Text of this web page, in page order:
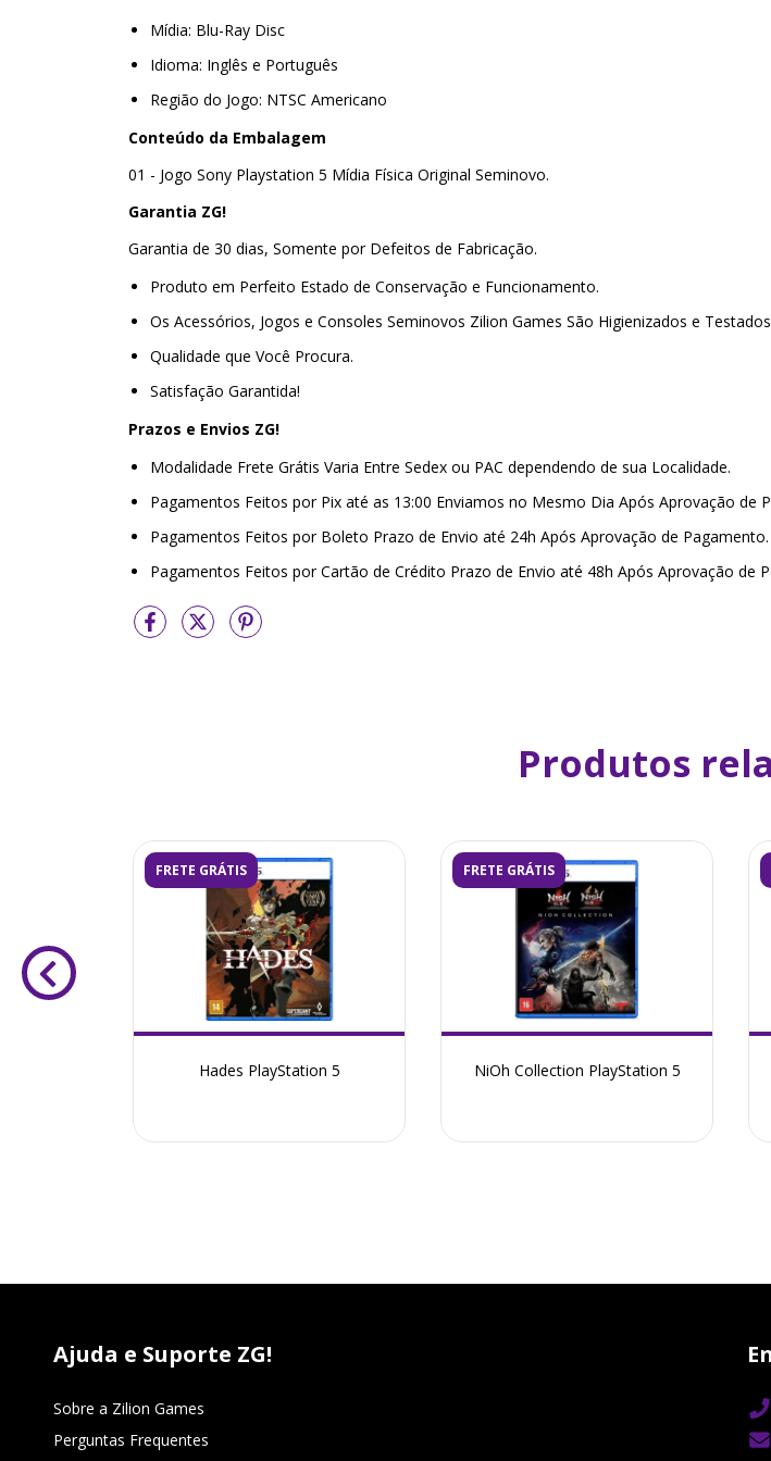
Mídia: Blu-Ray Disc
Idioma: Inglês e Português
Região do Jogo: NTSC Americano
Conteúdo da Embalagem
01 - Jogo Sony Playstation 5 Mídia Física Original Seminovo.
Garantia ZG!
Garantia de 30 dias, Somente por Defeitos de Fabricação.
Produto em Perfeito Estado de Conservação e Funcionamento.
Os Acessórios, Jogos e Consoles Seminovos Zilion Games São Higienizados e
Qualidade que Você Procura.
Satisfação Garantida!
Prazos e Envios ZG!
Modalidade Frete Grátis Varia Entre Sedex ou PAC dependendo de sua Localidade.
Pagamentos Feitos por Pix até as 13:00 Enviamos no Mesmo Dia Após Aprovação de
Pagamentos Feitos por Boleto Prazo de Envio até 24h Após Aprovação de Pagamento.
Pagamentos Feitos por Cartão de Crédito Prazo de Envio até 48h Após Aprovação de
Produtos
FRETE GRÁTIS
Hades PlayStation 5
FRETE GRÁTIS
NiOh Collection PlayStation 5
Ajuda e Suporte ZG!
Sobre a Zilion Games
Perguntas Frequentes